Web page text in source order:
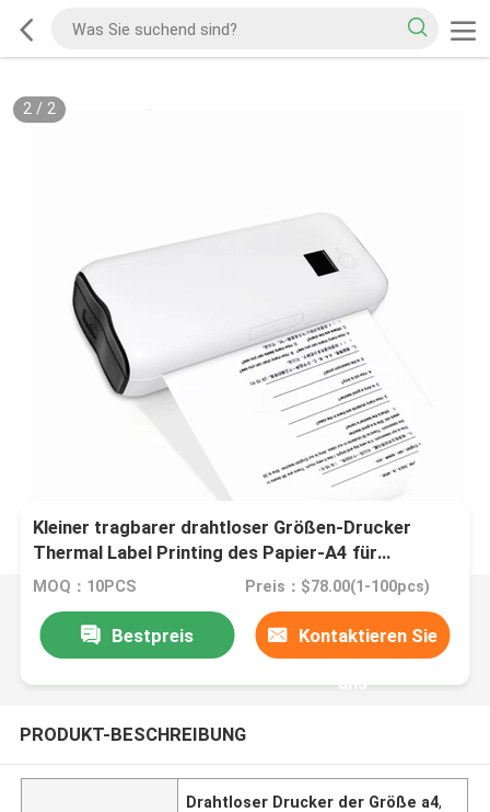
2/ 2
Kleiner tragbarer drahtloser Größen-Drucker
Thermal Label Printing des Papier-A4 für
Innenministerium
MOQ：10PCS Preis：$78.00(1-100pcs)
Bestpreis Kontaktieren Sie
uns
PRODUKT-BESCHREIBUNG
Drahtloser Drucker der Größe a4,